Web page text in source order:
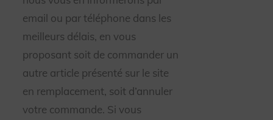
email ou par téléphone dans les
meilleurs délais, en vous
proposant soit de commander un
autre article présenté sur le site
en remplacement, soit d’annuler
votre commande. Si vous